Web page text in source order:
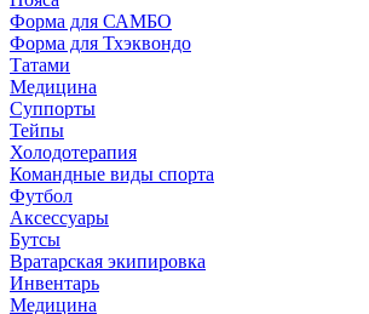
Форма для САМБО
Форма для Тхэквондо
Татами
Медицина
Суппорты
Тейпы
Холодотерапия
Командные виды спорта
Футбол
Аксессуары
Бутсы
Вратарская экипировка
Инвентарь
Медицина